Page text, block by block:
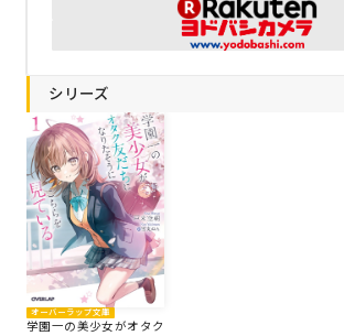
シリーズ
オーバーラップ文庫
学園一の美少女がオタク